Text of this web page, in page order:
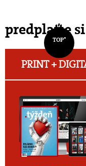
predplaťte
TOP*
PRINT +